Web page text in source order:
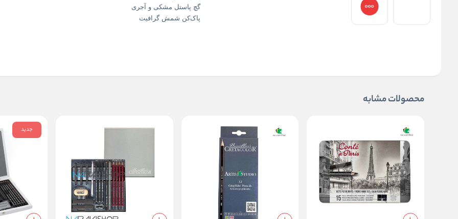
گچ پاستل مشکی و آجری
پاک‌کن شمش گرافیت
محصولات مشابه
جدید